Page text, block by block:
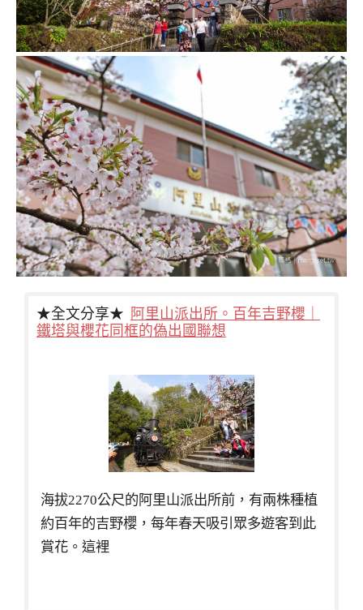
★全文分享★ 阿里山派出所。百年吉野櫻｜
鐵塔與櫻花同框的偽出國聯想
海拔2270公尺的阿里山派出所前，有兩株種植
約百年的吉野櫻，每年春天吸引眾多遊客到此
賞花。這裡